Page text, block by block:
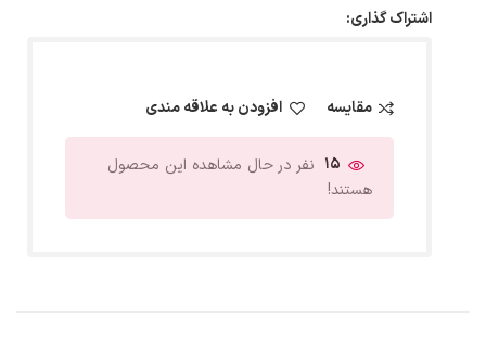
اشتراک گذاری:
مقایسه افزودن به علاقه مندی
15 نفر در حال مشاهده این محصول
هستند!